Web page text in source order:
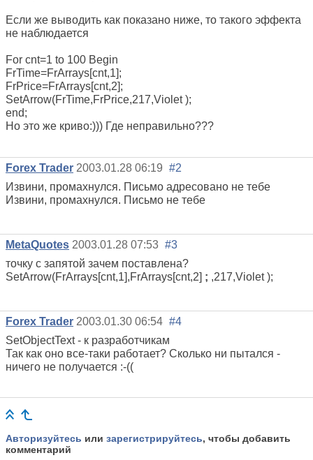
Если же выводить как показано ниже, то такого эффекта
не наблюдается
For cnt=1 to 100 Begin
FrTime=FrArrays[cnt,1];
FrPrice=FrArrays[cnt,2];
SetArrow(FrTime,FrPrice,217,Violet );
end;
Но это же криво:))) Где неправильно???
Forex Trader 2003.01.28 06:19 #2
Извини, промахнулся. Письмо адресовано не тебе
Извини, промахнулся. Письмо не тебе
MetaQuotes 2003.01.28 07:53 #3
точку с запятой зачем поставлена?
SetArrow(FrArrays[cnt,1],FrArrays[cnt,2] ; ,217,Violet );
Forex Trader 2003.01.30 06:54 #4
SetObjectText - к разработчикам
Так как оно все-таки работает? Сколько ни пытался -
ничего не получается :-((
Авторизуйтесь или зарегистрируйтесь, чтобы добавить
комментарий